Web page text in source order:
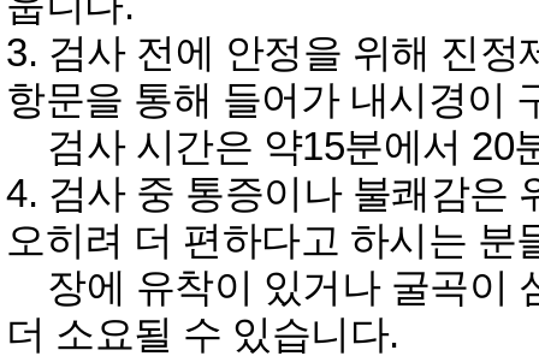
3. 검사 전에 안정을 위해 진
항문을 통해 들어가 내시경이
검사 시간은 약15분에서 20
4. 검사 중 통증이나 불쾌감은
오히려 더 편하다고 하시는 분
장에 유착이 있거나 굴곡이
더 소요될 수 있습니다.